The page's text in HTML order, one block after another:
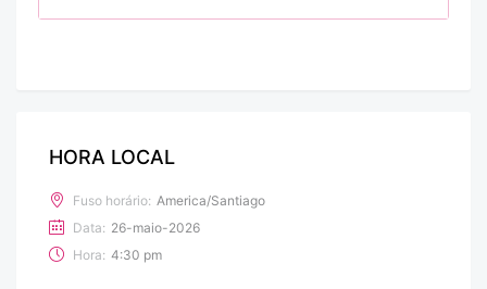
HORA LOCAL
Fuso horário: America/Santiago
Data: 26-maio-2026
Hora: 4:30 pm